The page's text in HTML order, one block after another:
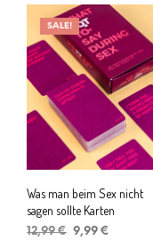
SALE!
Was man beim Sex nicht
sagen sollte Karten
12,99€ Ursprünglicher
9,99 €